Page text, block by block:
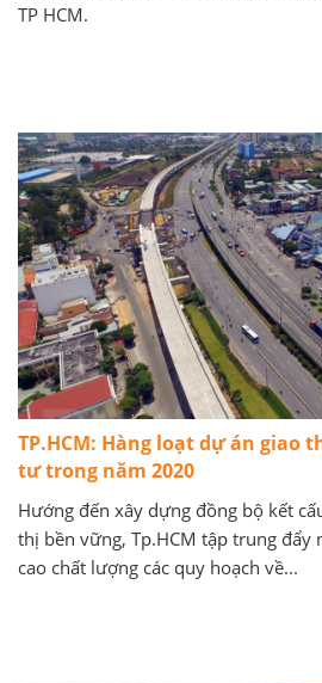
TP HCM.
TP.HCM: Hàng loạt dự án giao
tư trong năm 2020
Hướng đến xây dựng đồng bộ kết
thị bền vững, Tp.HCM tập trung đẩy
cao chất lượng các quy hoạch về...